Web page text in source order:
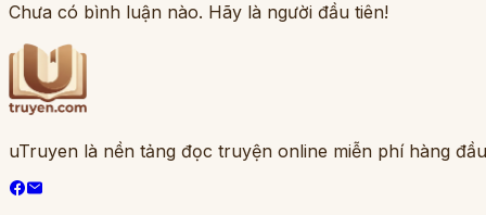
Chưa có bình luận nào. Hãy là người đầu tiên!
uTruyen là nền tảng đọc truyện online miễn phí hàng